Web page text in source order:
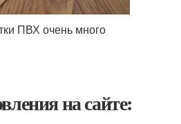
ПВХ очень много
на сайте: